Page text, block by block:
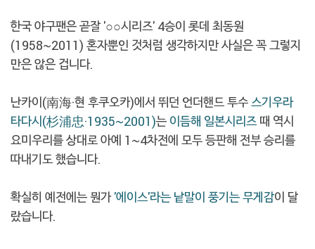
한국 야구팬은 곧잘 '○○시리즈' 4승이 롯데 최동원
(1958~2011) 혼자뿐인 것처럼 생각하지만 사실은 꼭 그렇지
만은 않은 겁니다.
난카이(南海·현 후쿠오카)에서 뛰던 언더핸드 투수스기우라
타다시(杉浦忠·1935~2001)는 이듬해 일본시리즈 때 역시
요미우리를 상대로 아예 1~4차전에 모두 등판해 전부 승리를
따내기도 했습니다.
확실히 예전에는 뭔가'에이스'라는 낱말이 풍기는 무게감이 달
랐습니다.